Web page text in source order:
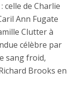
celle de Charlie
Ann Fugate
Clutter à
célèbre par
sang froid,
Brooks en